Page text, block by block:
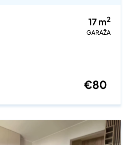
17m2
GARAŽA
€80